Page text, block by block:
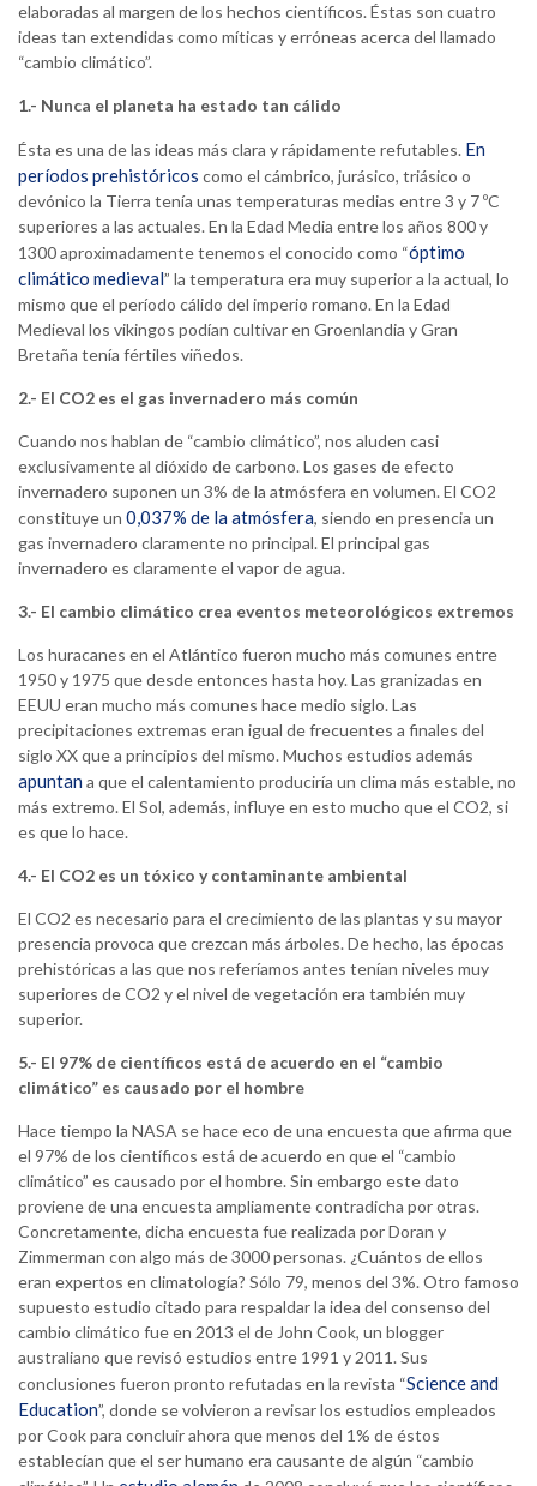
elaboradas al margen de los hechos científicos. Éstas son cuatro
ideas tan extendidas como míticas y erróneas acerca del llamado
“cambio climático”.
1.- Nunca el planeta ha estado tan cálido
Ésta es una de las ideas más clara y rápidamente refutables. En
períodos prehistóricos como el cámbrico, jurásico, triásico o
devónico la Tierra tenía unas temperaturas medias entre 3 y 7 ºC
superiores a las actuales. En la Edad Media entre los años 800 y
1300 aproximadamente tenemos el conocido como “óptimo
climático medieval” la temperatura era muy superior a la actual, lo
mismo que el período cálido del imperio romano. En la Edad
Medieval los vikingos podían cultivar en Groenlandia y Gran
Bretaña tenía fértiles viñedos.
2.- El CO2 es el gas invernadero más común
Cuando nos hablan de “cambio climático”, nos aluden casi
exclusivamente al dióxido de carbono. Los gases de efecto
invernadero suponen un 3% de la atmósfera en volumen. El CO2
constituye un 0,037% de la atmósfera, siendo en presencia un
gas invernadero claramente no principal. El principal gas
invernadero es claramente el vapor de agua.
3.- El cambio climático crea eventos meteorológicos extremos
Los huracanes en el Atlántico fueron mucho más comunes entre
1950 y 1975 que desde entonces hasta hoy. Las granizadas en
EEUU eran mucho más comunes hace medio siglo. Las
precipitaciones extremas eran igual de frecuentes a finales del
siglo XX que a principios del mismo. Muchos estudios además
apuntan a que el calentamiento produciría un clima más estable, no
más extremo. El Sol, además, influye en esto mucho que el CO2, si
es que lo hace.
4.- El CO2 es un tóxico y contaminante ambiental
El CO2 es necesario para el crecimiento de las plantas y su mayor
presencia provoca que crezcan más árboles. De hecho, las épocas
prehistóricas a las que nos referíamos antes tenían niveles muy
superiores de CO2 y el nivel de vegetación era también muy
superior.
5.- El 97% de científicos está de acuerdo en el “cambio
climático” es causado por el hombre
Hace tiempo la NASA se hace eco de una encuesta que afirma que
el 97% de los científicos está de acuerdo en que el “cambio
climático” es causado por el hombre. Sin embargo este dato
proviene de una encuesta ampliamente contradicha por otras.
Concretamente, dicha encuesta fue realizada por Doran y
Zimmerman con algo más de 3000 personas. ¿Cuántos de ellos
eran expertos en climatología? Sólo 79, menos del 3%. Otro famoso
supuesto estudio citado para respaldar la idea del consenso del
cambio climático fue en 2013 el de John Cook, un blogger
australiano que revisó estudios entre 1991 y 2011. Sus
conclusiones fueron pronto refutadas en la revista “Science and
Education”, donde se volvieron a revisar los estudios empleados
por Cook para concluir ahora que menos del 1% de éstos
establecían que el ser humano era causante de algún “cambio